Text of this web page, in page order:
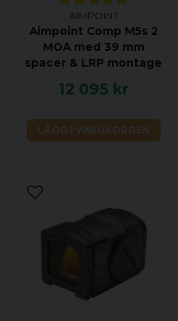
AIMPOINT
Aimpoint Comp M5s 2
MOA med 39 mm
spacer & LRP montage
12 095 kr
LÄGG I VARUKORGEN